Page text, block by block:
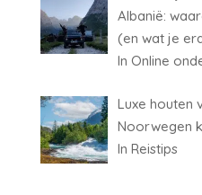
Albanië:
(en wat je
In Online
Luxe houten
Noorwegen
In Reistips